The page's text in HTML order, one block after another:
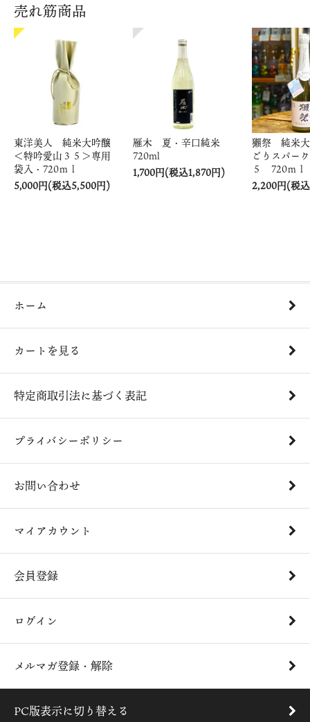
売れ筋商品
東洋美人 純米大吟醸
＜特吟愛山３５＞専用
袋入・720ｍｌ
5,000円(税込5,500円)
雁木 夏・辛口純米
720ml
1,700円(税込1,870円)
獺祭 純米
ごりスパー
５ 720ｍｌ
2,200円(税
ホーム
カートを見る
特定商取引法に基づく表記
プライバシーポリシー
お問い合わせ
マイアカウント
会員登録
ログイン
メルマガ登録・解除
PC版表示に切り替える